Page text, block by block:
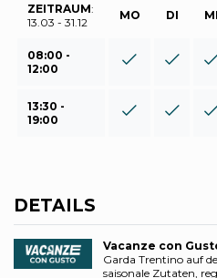
ZEITRAUM:
13.03 - 31.12
MO DI MI
08:00 -
12:00
13:30 -
19:00
DETAILS
Vacanze con
Garda Trentino auf
saisonale Zutaten,